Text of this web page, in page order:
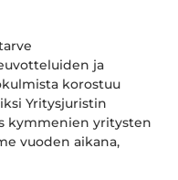
ja
korostuu
Yritysjuristin
kymmenien yritysten
vuoden aikana,